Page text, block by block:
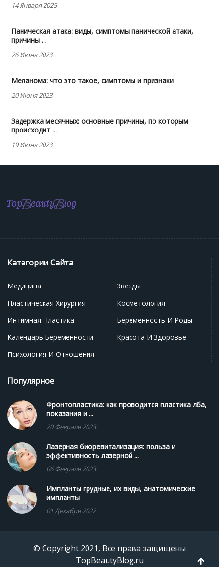
14 Января 2025
Паническая атака: виды, симптомы панической атаки,
причины ...
26 Июня 2023
Меланома: что это такое, симптомы и признаки
20 Июня 2023
Задержка месячных: основные причины, по которым
происходит ...
19 Июня 2023
Категории Сайта
Медицина
Звезды
Пластическая Хирургия
Косметология
Интимная Пластика
Беременность И Роды
Календарь Беременности
Красота И Здоровье
Психология И Отношения
Популярное
Фронтопластика: как проводится пластика лба,
показания и ...
20 Февраля 2023
Лазерная биоревитализация: польза и
эффективность лазерной ...
06 Февраля 2023
Импланты грудные, их виды, анатомические
импланты
01 Декабря 2022
© Copyright 2021, Все права защищены
TopBeautyBlog.ru